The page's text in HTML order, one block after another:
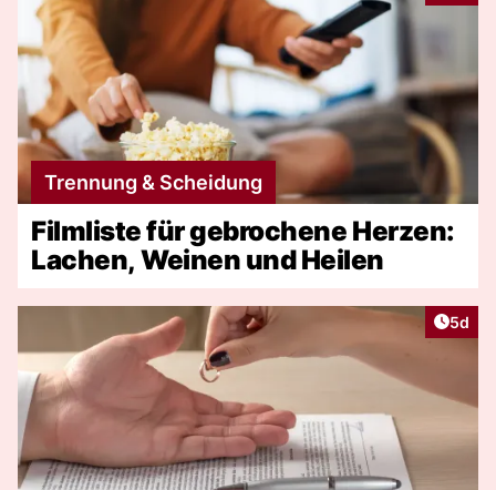
Trennung & Scheidung
Filmliste für gebrochene Herzen:
Lachen, Weinen und Heilen
5d